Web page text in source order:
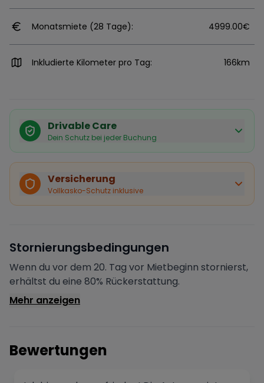
Monatsmiete (28 Tage): 4999.00€
Inkludierte Kilometer pro Tag: 166km
Drivable Care
Dein Schutz bei jeder Buchung
Käuferschutz inklusive
Bei Stornierung durch den Vermieter erhältst du eine
vollständige Rückerstattung.
Sofortige Bestätigung
Sichere Zahlung
Deine Zahlung wird verschlüsselt verarbeitet. Deine
Daten sind geschützt.
Verifizierter Vermieter
verifiziert.
Versicherung
Vollkasko-Schutz inklusive
Stornierungsbedingungen
Wenn du vor dem 20. Tag vor Mietbeginn stornierst,
erhältst du eine 80% Rückerstattung.
Mehr anzeigen
Bewertungen